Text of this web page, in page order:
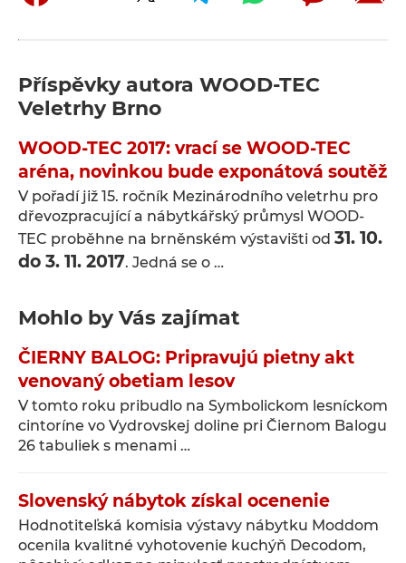
Příspěvky autora WOOD-TEC
Veletrhy Brno
WOOD-TEC 2017: vrací se WOOD-TEC
aréna, novinkou bude exponátová soutěž
V pořadí již 15. ročník Mezinárodního veletrhu pro
dřevozpracující a nábytkářský průmysl WOOD-
TEC proběhne na brněnském výstavišti od 31. 10.
do 3. 11. 2017. Jedná se o …
Mohlo by Vás zajímat
ČIERNY BALOG: Pripravujú pietny akt
venovaný obetiam lesov
V tomto roku pribudlo na Symbolickom lesníckom
cintoríne vo Vydrovskej doline pri Čiernom Balogu
26 tabuliek s menami …
Slovenský nábytok získal ocenenie
Hodnotiteľská komisia výstavy nábytku Moddom
ocenila kvalitné vyhotovenie kuchýň Decodom,